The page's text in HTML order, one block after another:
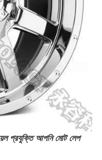
প্রযুক্তি আপনি মোট লেপ